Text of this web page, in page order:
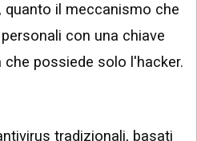
il meccanismo che
con una chiave
possiede solo l'hacker.
tradizionali, basati